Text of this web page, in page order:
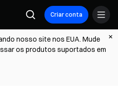
Criar conta
nosso site nos EUA. Mude
os produtos suportados em